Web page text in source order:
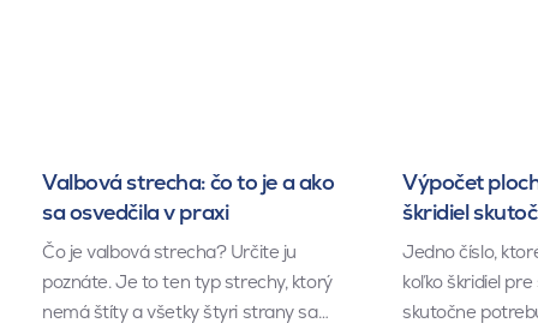
Valbová strecha: čo to je a ako
sa osvedčila v praxi
Čo je valbová strecha? Určite ju
poznáte. Je to ten typ strechy, ktorý
nemá štíty a všetky štyri strany sa…
Výpočet
škridiel
Jedno číslo,
koľko škridiel
skutočne